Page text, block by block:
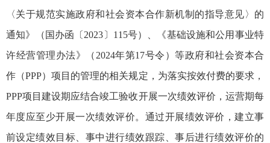
〈关于规范实施政府和社会资本合作新机制的指导意见〉的
通知》（国办函〔2023〕115号）、《基础设施和公用事业特
许经营管理办法》（2024年第17号令）等政府和社会资本合
作（PPP）项目的管理的相关规定，为落实按效付费的要求，
PPP项目建设期应结合竣工验收开展一次绩效评价，运营期每
年度应至少开展一次绩效评价。通过开展绩效评价，建立事
前设定绩效目标、事中进行绩效跟踪、事后进行绩效评价的